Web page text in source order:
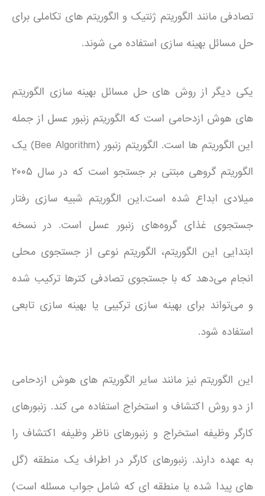
تصادفی مانند الگوریتم ژنتیک و الگوریتم های تکاملی برای
حل مسائل بهینه سازی استفاده می شوند.
یکی دیگر از روش های حل مسائل بهینه سازی الگوریتم
های هوش ازدحامی است که الگوریتم زنبور عسل از جمله
این الگوریتم ها است. الگوریتم زنبور (Bee Algorithm) یک
الگوریتم گروهی مبتنی بر جستجو است که در سال ۲۰۰۵
میلادی ابداع شده است.این الگوریتم شبیه‌ سازی رفتار
جستجوی غذای گروه‌های زنبور عسل است. در نسخه
ابتدایی این الگوریتم، الگوریتم نوعی از جستجوی محلی
انجام می‌دهد که با جستجوی تصادفی کتره­­ا ترکیب شده
و می‌تواند برای بهینه سازی ترکیبی یا بهینه‌ سازی تابعی
استفاده شود.
این الگوریتم نیز مانند سایر الگوریتم های هوش ازدحامی
از دو روش اکتشاف و استخراج استفاده می کند. زنبورهای
کارگر وظیفه استخراج و زنبورهای ناظر وظیفه اکتشاف را
به عهده دارند. زنبورهای کارگر در اطراف یک منطقه (گل
های پیدا شده یا منطقه ای که شامل جواب مسئله است)